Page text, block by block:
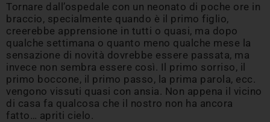
Tornare dall’ospedale con un neonato di poche ore in
braccio, specialmente quando è il primo figlio,
creerebbe apprensione in tutti o quasi, ma dopo
qualche settimana o quanto meno qualche mese la
sensazione di novità dovrebbe essere passata, ma
invece non sembra essere così. Il primo sorriso, il
primo boccone, il primo passo, la prima parola, ecc.
vengono vissuti quasi con ansia. Non appena il vicino
di casa fa qualcosa che il nostro non ha ancora
fatto… apriti cielo.